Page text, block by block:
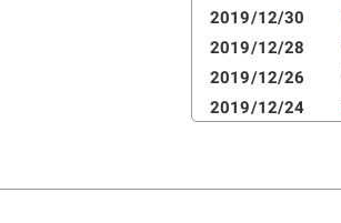
2019/12/30
2019/12/28
2019/12/26
2019/12/24